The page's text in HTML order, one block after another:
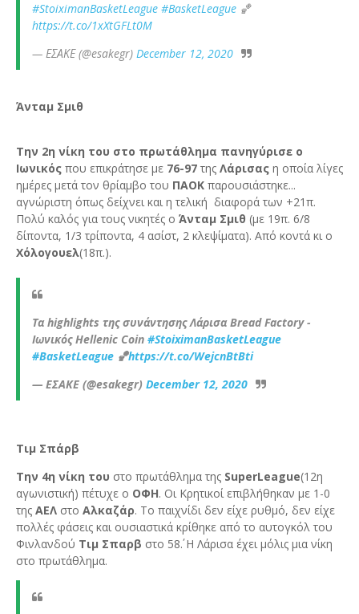
#StoiximanBasketLeague #BasketLeague 🏀
https://t.co/1xXtGFLt0M
— ΕΣΑΚΕ (@esakegr) December 12, 2020
Άνταμ Σμιθ
Την 2η νίκη του στο πρωτάθλημα πανηγύρισε ο
Ιωνικός που επικράτησε με 76-97 της Λάρισας η οποία λίγες
ημέρες μετά τον θρίαμβο του ΠΑΟΚ παρουσιάστηκε...
αγνώριστη όπως δείχνει και η τελική διαφορά των +21π.
Πολύ καλός για τους νικητές ο Άνταμ Σμιθ (με 19π. 6/8
δίποντα, 1/3 τρίποντα, 4 ασίστ, 2 κλεψίματα). Από κοντά κι ο
Χόλογουελ(18π.).
Τα highlights της συνάντησης Λάρισα Bread Factory -
Ιωνικός Hellenic Coin #StoiximanBasketLeague
#BasketLeague 🏀https://t.co/WejcnBtBti
— ΕΣΑΚΕ (@esakegr) December 12, 2020
Τιμ Σπάρβ
Την 4η νίκη του στο πρωτάθλημα της SuperLeague(12η
αγωνιστική) πέτυχε ο ΟΦΗ. Οι Κρητικοί επιβλήθηκαν με 1-0
της ΑΕΛ στο Αλκαζάρ. Το παιχνίδι δεν είχε ρυθμό, δεν είχε
πολλές φάσεις και ουσιαστικά κρίθηκε από το αυτογκόλ του
Φινλανδού Τιμ Σπαρβ στο 58΄. Η Λάρισα έχει μόλις μια νίκη
στο πρωτάθλημα.